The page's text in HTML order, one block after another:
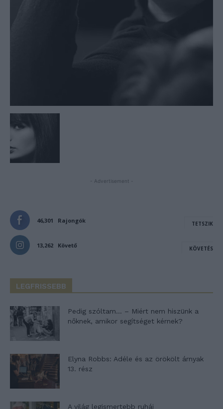
- Advertisement -
46,301 Rajongók TETSZIK
13,262 Követő KÖVETÉS
LEGFRISSEBB
Pedig szóltam… – Miért nem hiszünk a
nőknek, amikor segítséget kérnek?
Elyna Robbs: Adéle és az örökölt árnyak
13. rész
A világ legismertebb ruhái